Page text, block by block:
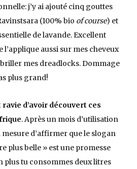
j’y ai ajouté cinq gouttes
(100% bio of course) et
de lavande. Excellent
aussi sur mes cheveux
mes dreadlocks. Dommage
plus grand!
d’avoir découvert ces
. Après un mois d’utilisation
d’affirmer que le slogan
plus belle » est une promesse
plus tu consommes deux litres